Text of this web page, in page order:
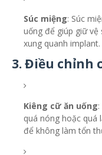
Súc miệng: Súc
uống để giúp giữ vệ
xung quanh implant.
3. Điều chỉnh
Kiêng cữ ăn uống
quá nóng hoặc quá
để không làm tổn